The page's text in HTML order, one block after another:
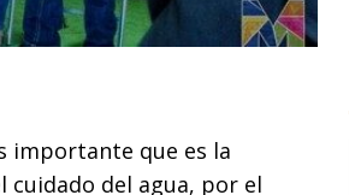
importante que es la
del agua, por el